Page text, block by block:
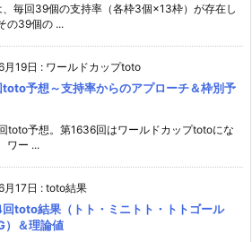
毎回39個の支持率（各枠3個×13枠）が存在し
の39個の ...
月19日 : ワールドカップtoto
予想～支持率からのアプローチ＆枠別予
toto予想。第1636回はワールドカップtotoにな
ワー ...
月17日 : toto結果
toto結果（トト・ミニトト・トトゴール
）＆理論値